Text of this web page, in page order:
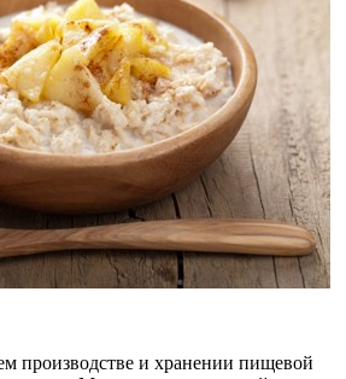
производстве и хранении пищевой